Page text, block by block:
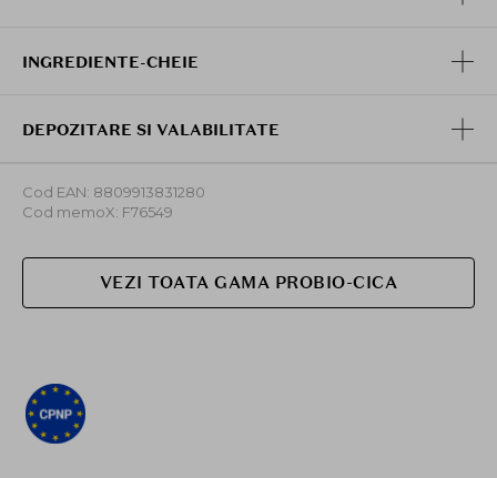
INGREDIENTE-CHEIE
DEPOZITARE SI VALABILITATE
Cod EAN: 8809913831280
Cod memoX: F76549
VEZI TOATA GAMA PROBIO-CICA